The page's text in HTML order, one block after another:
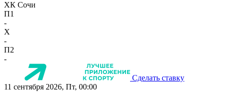
ХК Сочи
П1
-
X
-
П2
-
Сделать ставку
11 сентября 2026, Пт, 00:00